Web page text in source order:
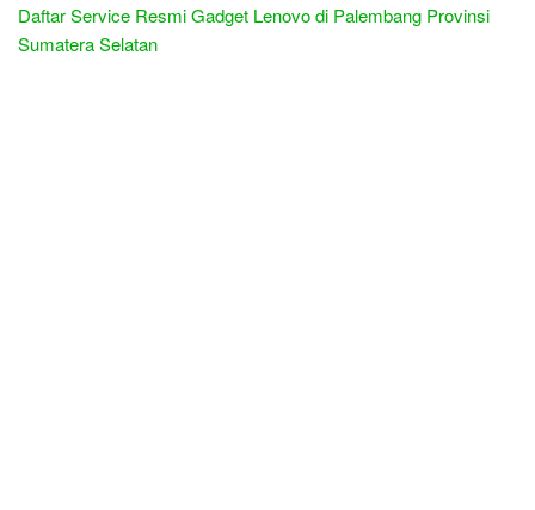
Daftar Service Resmi Gadget Lenovo di Palembang Provinsi
Sumatera Selatan